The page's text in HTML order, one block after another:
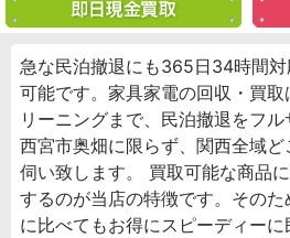
急な民泊撤退にも365日34時間
可能です。家具家電の回収・買
リーニングまで、民泊撤退をフル
西宮市奥畑に限らず、関西全域
伺い致します。 買取可能な商品
するのが当店の特徴です。その
に比べてもお得にスピーディーに